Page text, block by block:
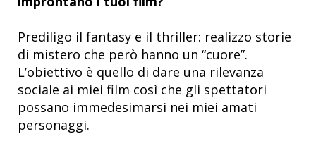
Prediligo il fantasy e il thriller: realizzo storie
di mistero che però hanno un “cuore”.
L’obiettivo è quello di dare una rilevanza
sociale ai miei film così che gli spettatori
possano immedesimarsi nei miei amati
personaggi.